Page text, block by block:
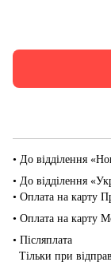
• До відділення
• До відділення
• Оплата на карту
• Оплата на карту
• Післяплата
Тільки при